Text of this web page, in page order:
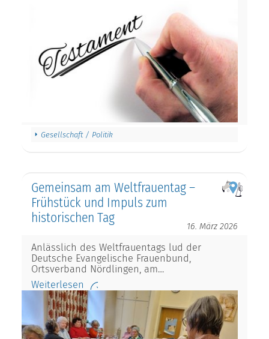
Gesellschaft / Politik
Gemeinsam am Weltfrauentag –
Frühstück und Impuls zum
historischen Tag
16. März 2026
Anlässlich des Weltfrauentags lud der
Deutsche Evangelische Frauenbund,
Ortsverband Nördlingen, am…
Weiterlesen